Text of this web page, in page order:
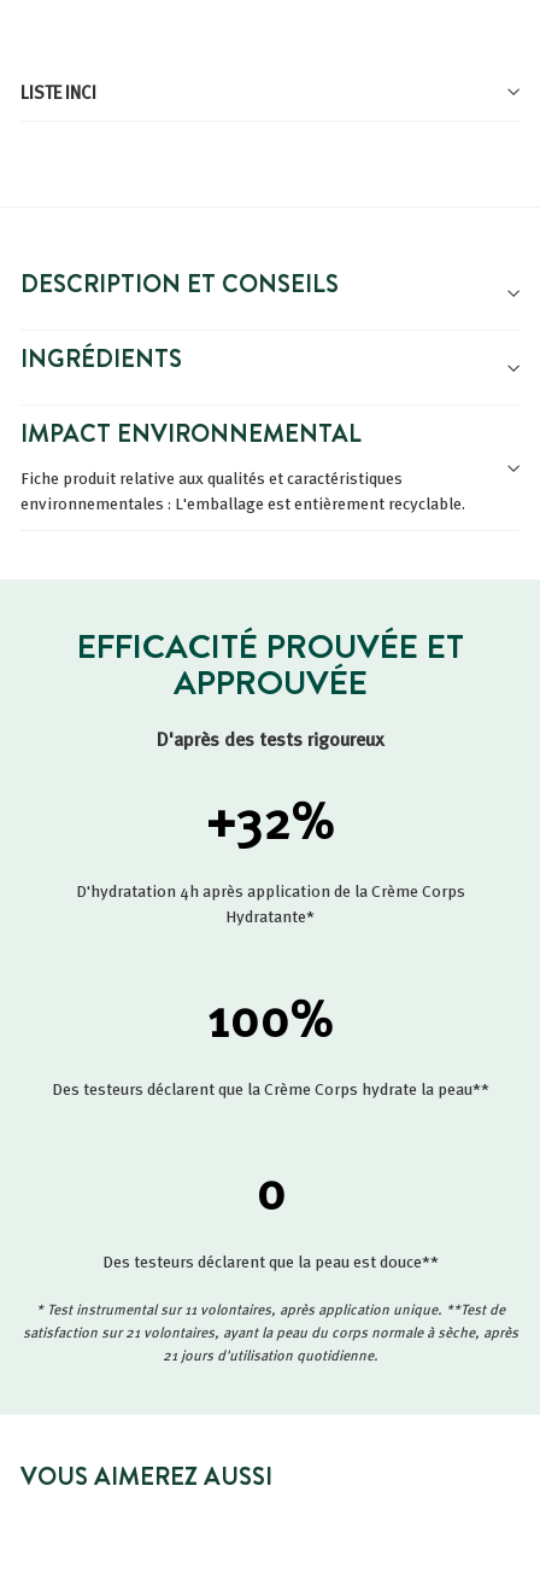
LISTE INCI
DESCRIPTION ET CONSEILS
INGRÉDIENTS
IMPACT ENVIRONNEMENTAL
Fiche produit relative aux qualités et caractéristiques
environnementales : L'emballage est entièrement recyclable.
EFFICACITÉ PROUVÉE ET
APPROUVÉE
D'après des tests rigoureux
+32%
D'hydratation 4h après application de la Crème Corps
Hydratante*
100%
Des testeurs déclarent que la Crème Corps hydrate la peau**
0
Des testeurs déclarent que la peau est douce**
* Test instrumental sur 11 volontaires, après application unique. **Test de
satisfaction sur 21 volontaires, ayant la peau du corps normale à sèche, après
21 jours d'utilisation quotidienne.
VOUS AIMEREZ AUSSI